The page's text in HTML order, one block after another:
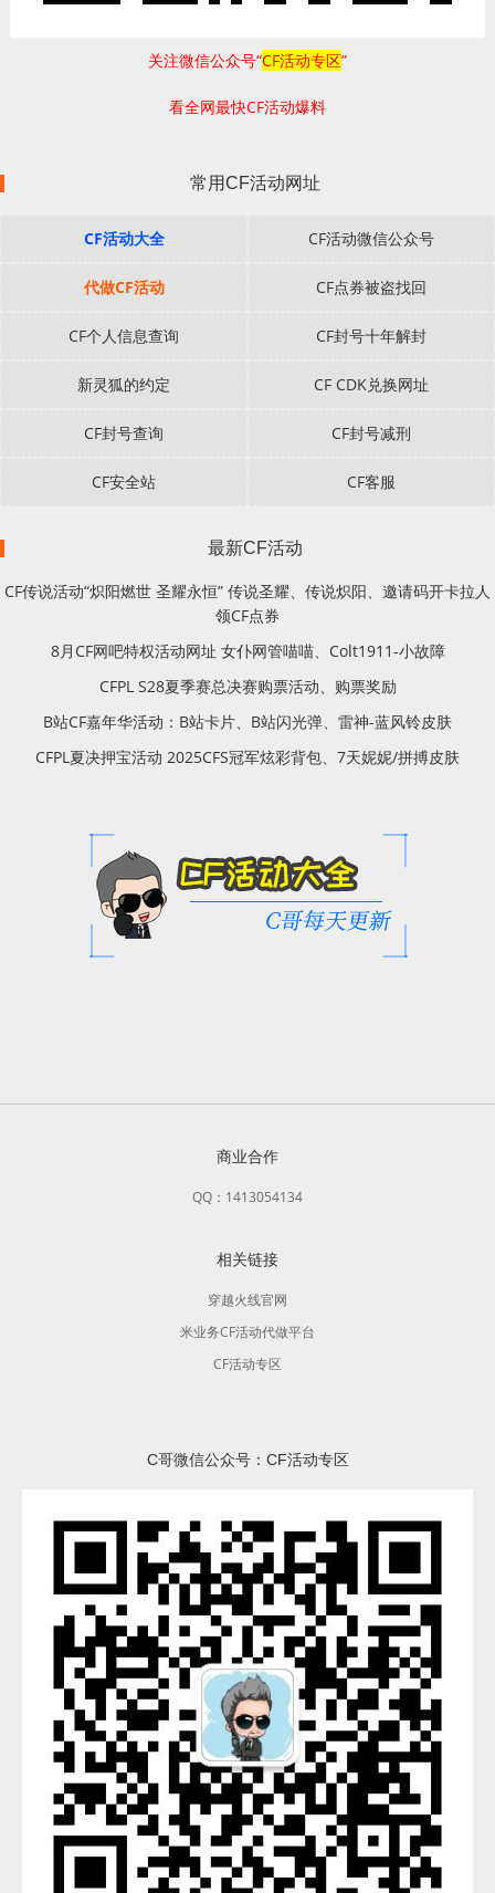
关注微信公众号“CF活动专区”
看全网最快CF活动爆料
常用CF活动网址
CF活动大全 CF活动微信公众号
代做CF活动 CF点券被盗找回
CF个人信息查询 CF封号十年解封
新灵狐的约定 CF CDK兑换网址
CF封号查询 CF封号减刑
CF安全站 CF客服
最新CF活动
CF传说活动“炽阳燃世 圣耀永恒” 传说圣耀、传说炽阳、邀请码开卡拉人
领CF点券
8月CF网吧特权活动网址 女仆网管喵喵、Colt1911-小故障
CFPL S28夏季赛总决赛购票活动、购票奖励
B站CF嘉年华活动：B站卡片、B站闪光弹、雷神-蓝风铃皮肤
CFPL夏决押宝活动 2025CFS冠军炫彩背包、7天妮妮/拼搏皮肤
商业合作
QQ：1413054134
相关链接
穿越火线官网
米业务CF活动代做平台
CF活动专区
C哥微信公众号：CF活动专区